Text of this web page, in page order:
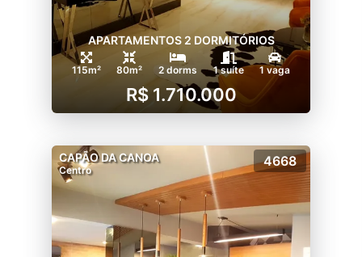
APARTAMENTOS 2 DORMITÓRIOS
115m² 80m² 2 dorms 1 suíte 1 vaga
R$ 1.710.000
CAPÃO DA CANOA
Centro
4668